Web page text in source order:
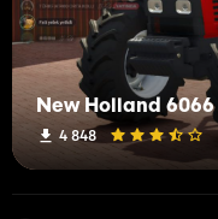
New Holland 6066
4 848